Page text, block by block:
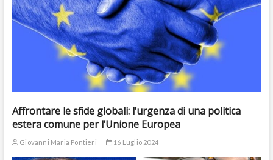
Affrontare le sfide globali: l’urgenza di una politica
estera comune per l’Unione Europea
Giovanni Maria Pontieri 16 Luglio 2024